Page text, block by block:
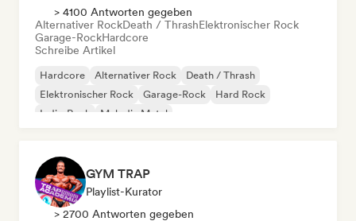
> 4100 Antworten gegeben
Alternativer RockDeath / ThrashElektronischer Rock
Garage-RockHardcore
Schreibe Artikel
Hardcore Alternativer Rock
Death / Thrash
Elektronischer Rock
Garage-Rock
Hard Rock
Indie-Rock
Melodic Metal
GYM TRAP
Playlist-Kurator
> 2700 Antworten gegeben